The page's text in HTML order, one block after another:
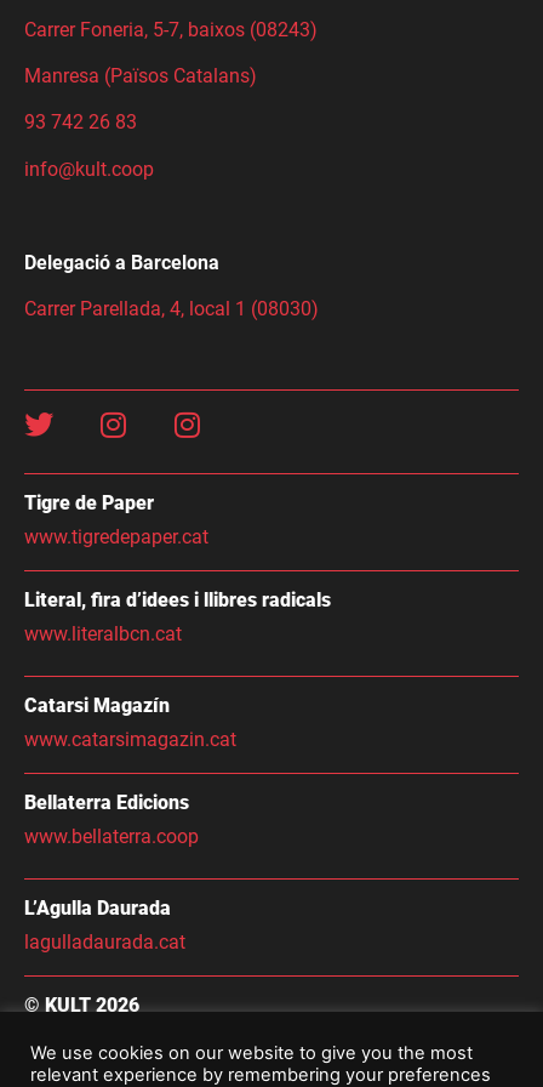
Carrer Foneria, 5-7, baixos (08243)
Manresa (Països Catalans)
93 742 26 83
info@kult.coop
Delegació a Barcelona
Carrer Parellada, 4, local 1 (08030)
Tigre de Paper
www.tigredepaper.cat
Literal, fira d’idees i llibres radicals
www.literalbcn.cat
Catarsi Magazín
www.catarsimagazin.cat
Bellaterra Edicions
www.bellaterra.coop
L’Agulla Daurada
lagulladaurada.cat
© KULT 2026
Condicions Generals de Contractació
Avís Legal i Política De Privacitat
We use cookies on our website to give you the most
relevant experience by remembering your preferences